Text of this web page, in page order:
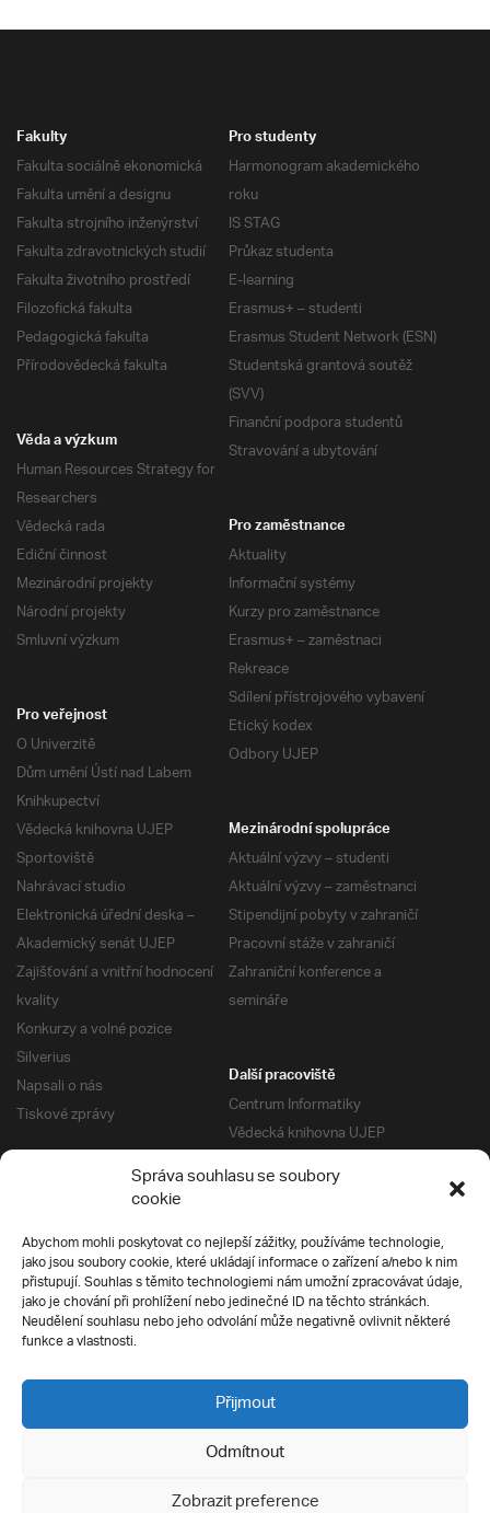
Správa souhlasu se soubory
cookie
Abychom mohli poskytovat co nejlepší zážitky, používáme technologie,
jako jsou soubory cookie, které ukládají informace o zařízení a/nebo k nim
přistupují. Souhlas s těmito technologiemi nám umožní zpracovávat údaje,
jako je chování při prohlížení nebo jedinečné ID na těchto stránkách.
Neudělení souhlasu nebo jeho odvolání může negativně ovlivnit některé
funkce a vlastnosti.
Přijmout
Odmítnout
Zobrazit preference
Fakulty
Fakulta sociálně ekonomická
Fakulta umění a designu
Fakulta strojního inženýrství
Fakulta zdravotnických studií
Fakulta životního prostředí
Filozofická fakulta
Pedagogická fakulta
Přírodovědecká fakulta
Pro studenty
Harmonogram akademického
roku
IS STAG
Průkaz studenta
E-learning
Erasmus+ – studenti
Erasmus Student Network (ESN)
Studentská grantová soutěž
(SVV)
Finanční podpora studentů
Stravování a ubytování
Věda a výzkum
Human Resources Strategy for
Researchers
Vědecká rada
Ediční činnost
Mezinárodní projekty
Národní projekty
Smluvní výzkum
Pro zaměstnance
Aktuality
Informační systémy
Kurzy pro zaměstnance
Erasmus+ – zaměstnaci
Rekreace
Sdílení přístrojového vybavení
Etický kodex
Odbory UJEP
Pro veřejnost
O Univerzitě
Dům umění Ústí nad Labem
Knihkupectví
Vědecká knihovna UJEP
Sportoviště
Nahrávací studio
Elektronická úřední deska –
Akademický senát UJEP
Zajišťování a vnitřní hodnocení
kvality
Konkurzy a volné pozice
Silverius
Napsali o nás
Tiskové zprávy
Mezinárodní spolupráce
Aktuální výzvy – studenti
Aktuální výzvy – zaměstnanci
Stipendijní pobyty v zahraničí
Pracovní stáže v zahraničí
Zahraniční konference a
semináře
Další pracoviště
Centrum Informatiky
Vědecká knihovna UJEP
Správa kolejí a menz
Univerzitní centrum podpory
Silverius
Pro uchazeče
Přijímací řízení
E-prihlaska
Přípravné kurzy
Ochrana soukromí
Všechna práva vyhrazena